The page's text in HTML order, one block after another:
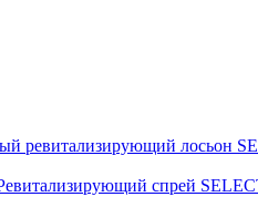
ревитализирующий лосьон
спрей